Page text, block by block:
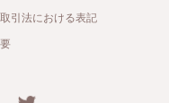
引法における表記